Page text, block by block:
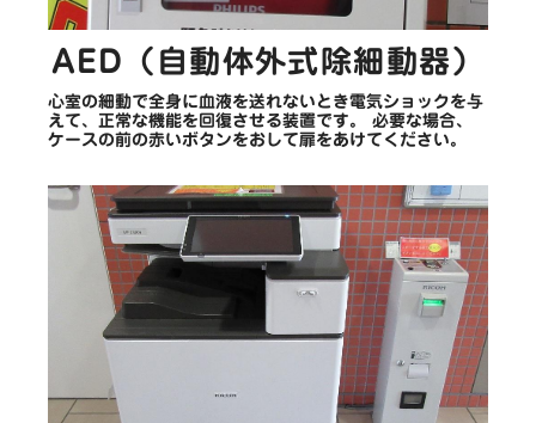
AED（自動体外式除細動器）
心室の細動で全身に血液を送れないとき電気ショックを与
えて、正常な機能を回復させる装置です。 必要な場合、
ケースの前の赤いボタンをおして扉をあけてください。